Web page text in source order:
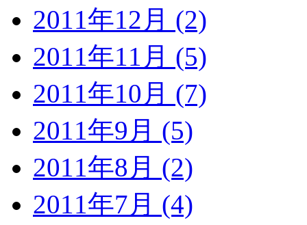
2011年12月 (2)
2011年11月 (5)
2011年10月 (7)
2011年9月 (5)
2011年8月 (2)
2011年7月 (4)